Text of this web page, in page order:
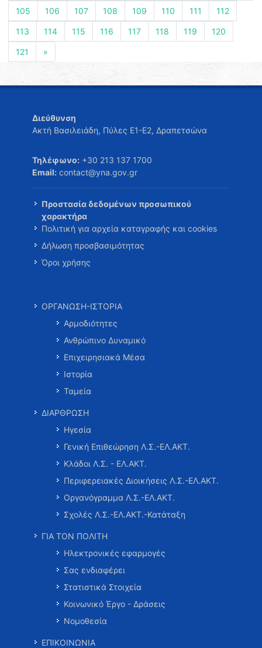
105 106 107 108 109 110 111 112
113 114 115 116 117 118 119 120
121 »
Διεύθυνση
Ακτή Βασιλειάδη, Πύλες Ε1-Ε2, Δραπετσώνα
Τηλέφωνο: +30 213 137 1700
Email: contact@yna.gov.gr
Προστασία δεδομένων προσωπικού
χαρακτήρα
Πολιτική για αρχεία καταγραφής και cookies
Δήλωση προσβασιμότητας
Όροι χρήσης
ΟΡΓΑΝΩΣΗ-ΙΣΤΟΡΙΑ
Αρμοδιότητες
Ανθρώπινο Δυναμικό
Επιχειρησιακά Μέσα
Ιστορία
Ταμεία
ΔΙΑΡΘΡΩΣΗ
Ηγεσία
Γενική Επιθεώρηση Λ.Σ.-ΕΛ.ΑΚΤ.
Κλάδοι Λ.Σ. - ΕΛ.ΑΚΤ.
Περιφερειακές Διοικήσεις Λ.Σ.-ΕΛ.ΑΚΤ.
Οργανόγραμμα Λ.Σ.-ΕΛ.ΑΚΤ.
Σχολές Λ.Σ.-ΕΛ.ΑΚΤ.-Κατάταξη
ΓΙΑ ΤΟΝ ΠΟΛΙΤΗ
Ηλεκτρονικές εφαρμογές
Σας ενδιαφέρει
Στατιστικά Στοιχεία
Κοινωνικό Έργο - Δράσεις
Νομοθεσία
ΕΠΙΚΟΙΝΩΝΙΑ